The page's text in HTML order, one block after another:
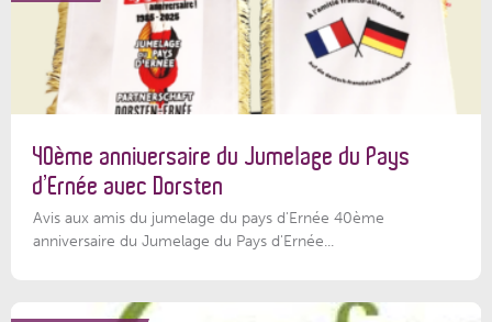
40ème anniversaire du Jumelage du Pays
d’Ernée avec Dorsten
Avis aux amis du jumelage du pays d'Ernée 40ème
anniversaire du Jumelage du Pays d'Ernée...